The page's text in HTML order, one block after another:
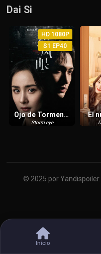
Dai Si
Ojo de Tormenta
Storm eye
HD 1080P
S1 EP40
El
© 2025 por
Inicio